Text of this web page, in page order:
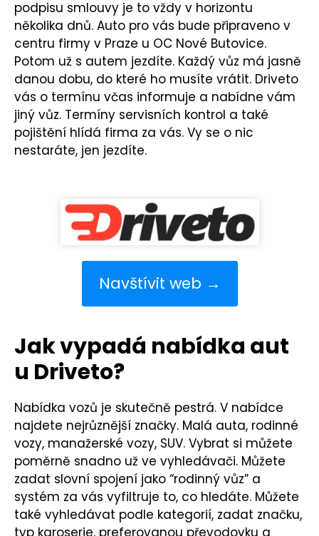
podpisu smlouvy je to vždy v horizontu
několika dnů. Auto pro vás bude připraveno v
centru firmy v Praze u OC Nové Butovice.
Potom už s autem jezdíte. Každý vůz má jasně
danou dobu, do které ho musíte vrátit. Driveto
vás o termínu včas informuje a nabídne vám
jiný vůz. Termíny servisních kontrol a také
pojištění hlídá firma za vás. Vy se o nic
nestaráte, jen jezdíte.
Navštívit web →
Jak vypadá nabídka aut
u Driveto?
Nabídka vozů je skutečně pestrá. V nabídce
najdete nejrůznější značky. Malá auta, rodinné
vozy, manažerské vozy, SUV. Vybrat si můžete
poměrně snadno už ve vyhledávači. Můžete
zadat slovní spojení jako “rodinný vůz” a
systém za vás vyfiltruje to, co hledáte. Můžete
také vyhledávat podle kategorií, zadat značku,
typ karoserie, preferovanou převodovku a